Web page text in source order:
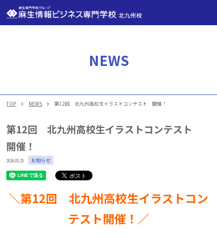
麻生情報ビジネス専門学校 北九州校について
学科一覧
就職実績・内定実績
NEWS
TOP NEWS 第12回 北九州高校生イラストコンテスト 開催！
第12回 北九州高校生イラストコンテスト
開催！
2026.05.25 お知らせ
＼第12回 北九州高校生イラストコン
テスト開催！／